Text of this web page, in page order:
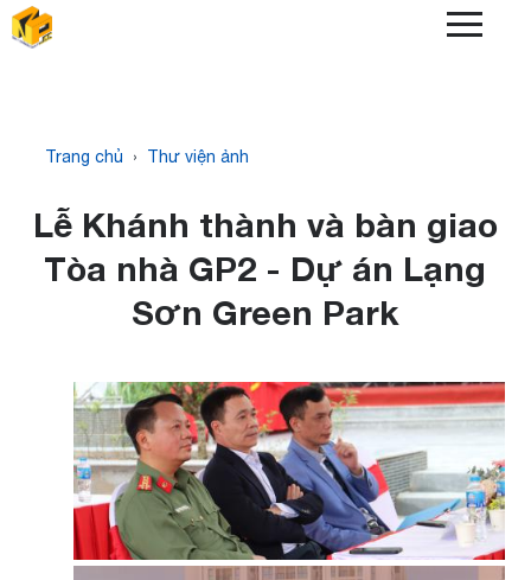
Skip
to
Breadcrumb
Trang chủ Thư viện ảnh
Lễ Khánh thành và bàn giao
Tòa nhà GP2 - Dự án Lạng
Sơn Green Park